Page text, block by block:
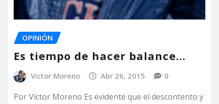
OPINIÓN
Es tiempo de hacer balance…
Victor Moreno Abr 26, 2015 0
Por Víctor Moreno Es evidente que el descontento y